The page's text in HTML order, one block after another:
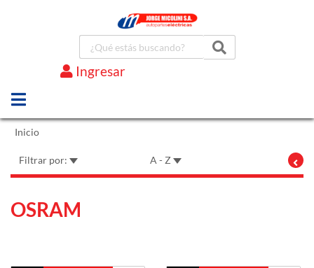
Ingresar
Inicio
Filtrar por: A - Z
OSRAM